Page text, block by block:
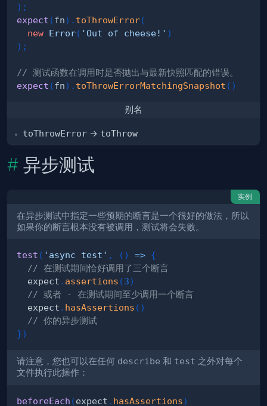
) ;
expect (fn) . toThrowError(
new Error( 'Out of cheese!' )
) ;
// 测试函数在调用时是否抛出与最新快照匹配的错误。
expect (fn) . toThrowErrorMatchingSnapshot ( )
别名
toThrowError → toThrow
异步测试
实例
在异步测试中指定一些预期的断言是一个很好的做法，所以
如果你的断言根本没有被调用，测试将会失败。
test ( 'async test' , ( ) => {
// 在测试期间恰好调用了三个断言
  expect
. assertions (3)
// 或者 - 在测试期间至少调用一个断言
  expect
. hasAssertions ( )
// 你的异步测试
})
请注意，您也可以在任何 describe 和 test 之外对每个
文件执行此操作：
beforeEach (expect . hasAssertions)